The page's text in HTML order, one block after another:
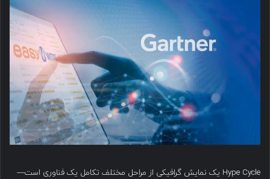
Hype Cycle یک نمایش گرافیکی از مراحل مختلف تکامل یک فناوری است—